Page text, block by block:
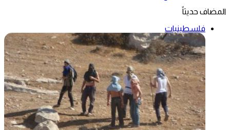
المضاف حديثاً
فلسطينيات